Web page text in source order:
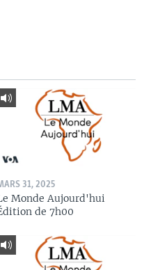
31, 2025
Monde Aujourd'hui
de 7h00